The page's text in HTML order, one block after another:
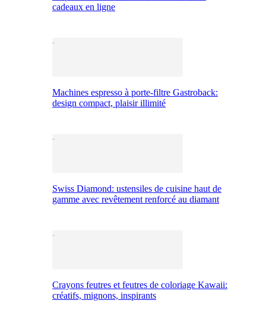
cadeaux en ligne
Machines espresso à porte-filtre Gastroback:
design compact, plaisir illimité
Swiss Diamond: ustensiles de cuisine haut de
gamme avec revêtement renforcé au diamant
Crayons feutres et feutres de coloriage Kawaii:
créatifs, mignons, inspirants